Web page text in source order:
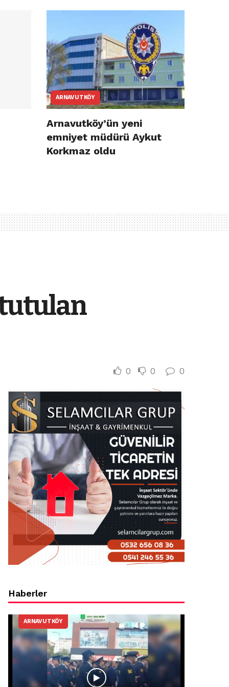
ARNAVUTKÖY
Arnavutköy’ün yeni
emniyet müdürü Aykut
Korkmaz oldu
tutulan
0 0 0
Haberler
ARNAVUTKÖY